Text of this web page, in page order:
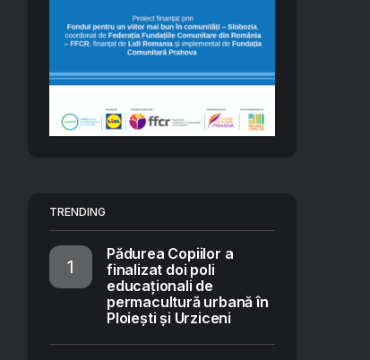
TRENDING
Pădurea Copiilor a
finalizat doi poli
educaționali de
permacultură urbană în
Ploiești și Urziceni